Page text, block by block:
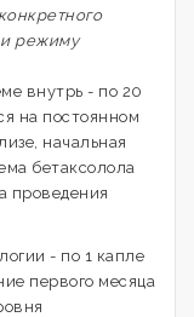
и режиму
внутрь - по 20
на постоянном
начальная
бетаксолола
проведения
- по 1 капле
первого месяца